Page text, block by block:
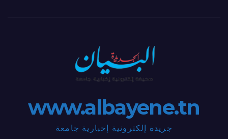
www.albayene.tn
جريدة إلكترونية إخبارية جامعة